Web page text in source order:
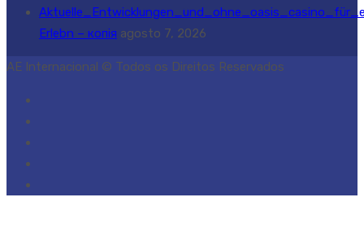
Erlebn – копія agosto 7, 2026
AE Internacional © Todos os Direitos Reservados